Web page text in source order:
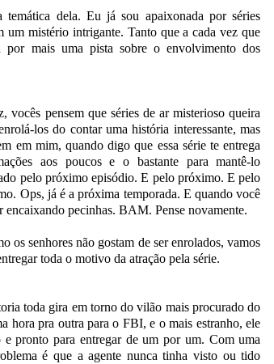
dela. Eu já sou apaixonada por séries
um mistério intrigante. Tanto que a cada vez que
mais uma pista sobre o envolvimento dos
vocês pensem que séries de ar misterioso queira
los do contar uma história interessante, mas
em mim, quando digo que essa série te entrega
aos poucos e o bastante para mantê-lo
pelo próximo episódio. E pelo próximo. E pelo
Ops, já é a próxima temporada. E quando você
encaixando pecinhas. BAM. Pense novamente.
os senhores não gostam de ser enrolados, vamos
toda o motivo da atração pela série.
toda gira em torno do vilão mais procurado do
hora pra outra para o FBI, e o mais estranho, ele
pronto para entregar de um por um. Com uma
é que a agente nunca tinha visto ou tido